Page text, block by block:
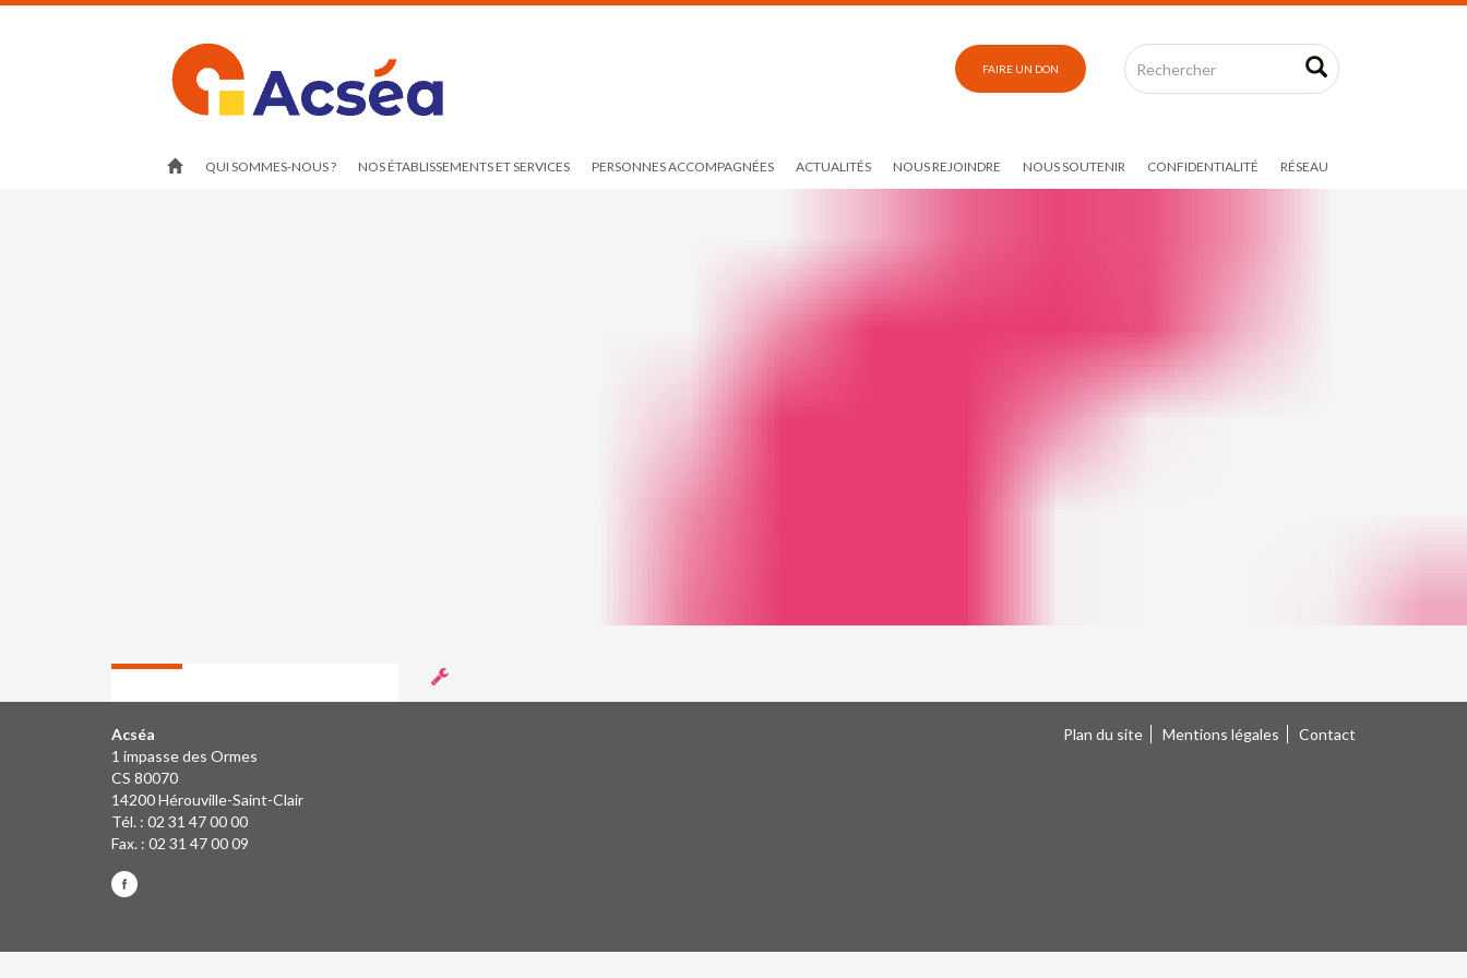
FAIRE UN DON
QUI SOMMES-NOUS ? NOS ÉTABLISSEMENTS ET SERVICES PERSONNES ACCOMPAGNÉES ACTUALITÉS NOUS REJOINDRE NOUS SOUTENIR CONFIDENTIALITÉ RÉSEAU
Acséa
1 impasse des Ormes
CS 80070
14200 Hérouville-Saint-Clair
Tél. : 02 31 47 00 00
Fax. : 02 31 47 00 09
Plan du site Mentions légales Contact